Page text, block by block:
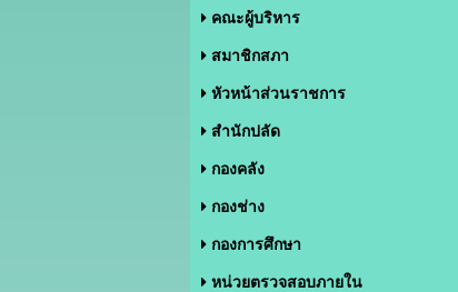
คณะผู้บริหาร
สมาชิกสภา
หัวหน้าส่วนราชการ
สำนักปลัด
กองคลัง
กองช่าง
กองการศึกษา
หน่วยตรวจสอบภายใน